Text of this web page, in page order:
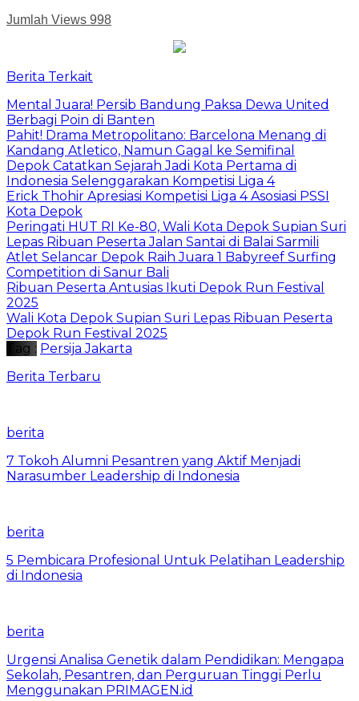
Jumlah Views 998
Berita Terkait
Mental Juara! Persib Bandung Paksa Dewa United
Berbagi Poin di Banten
Pahit! Drama Metropolitano: Barcelona Menang di
Kandang Atletico, Namun Gagal ke Semifinal
Depok Catatkan Sejarah Jadi Kota Pertama di
Indonesia Selenggarakan Kompetisi Liga 4
Erick Thohir Apresiasi Kompetisi Liga 4 Asosiasi PSSI
Kota Depok
Peringati HUT RI Ke-80, Wali Kota Depok Supian Suri
Lepas Ribuan Peserta Jalan Santai di Balai Sarmili
Atlet Selancar Depok Raih Juara 1 Babyreef Surfing
Competition di Sanur Bali
Ribuan Peserta Antusias Ikuti Depok Run Festival
2025
Wali Kota Depok Supian Suri Lepas Ribuan Peserta
Depok Run Festival 2025
Tag : Persija Jakarta
Berita Terbaru
berita
7 Tokoh Alumni Pesantren yang Aktif Menjadi
Narasumber Leadership di Indonesia
berita
5 Pembicara Profesional Untuk Pelatihan Leadership
di Indonesia
berita
Urgensi Analisa Genetik dalam Pendidikan: Mengapa
Sekolah, Pesantren, dan Perguruan Tinggi Perlu
Menggunakan PRIMAGEN.id